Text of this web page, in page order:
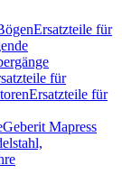
Ersatzteile für
für
Ersatzteile für
Geberit Mapress